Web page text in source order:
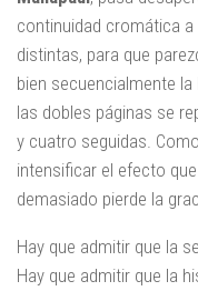
continuidad cromática
distintas, para que
bien secuencialmente
las dobles páginas se
y cuatro seguidas.
intensificar el efecto
demasiado pierde la
Hay que admitir que la
Hay que admitir que la